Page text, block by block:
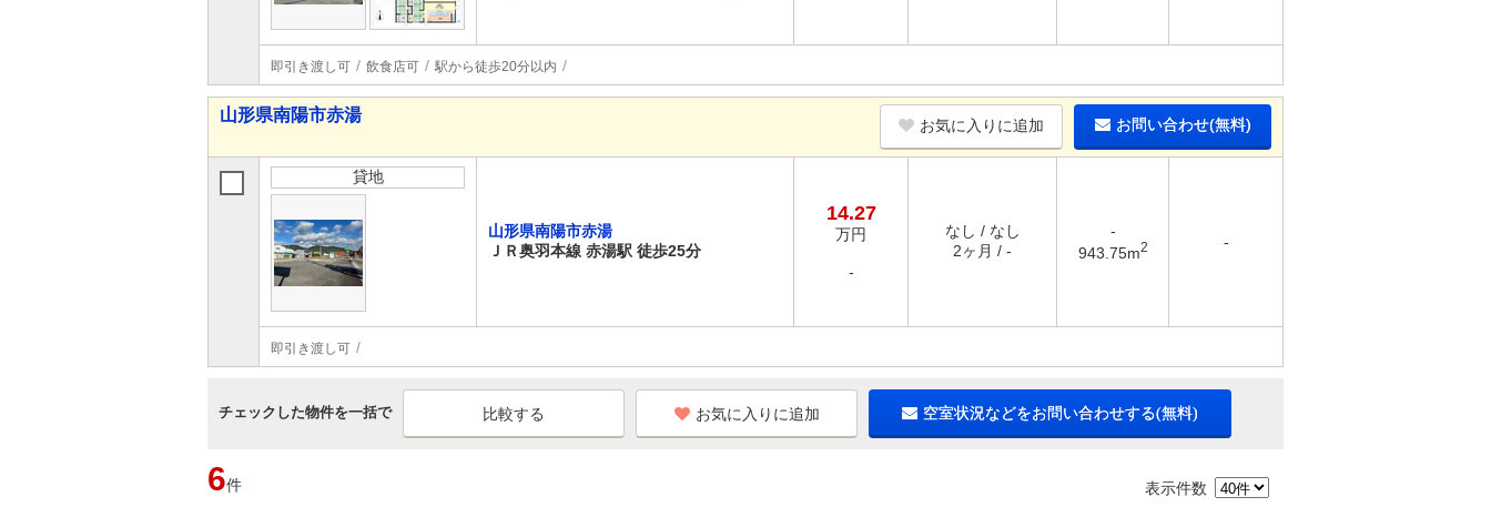
即引き渡し可 飲食店可 駅から徒歩20分以内
山形県南陽市赤湯
お気に入りに追加 お問い合わせ(無料)
貸地
山形県南陽市赤湯
ＪＲ奥羽本線 赤湯駅 徒歩25分
14.27
万円
-
なし / なし
2ヶ月 / -
-
943.75m2 -
即引き渡し可
チェックした物件を一括で お気に入りに追加 空室状況などをお問い合わせする(無料)
6件 表示件数